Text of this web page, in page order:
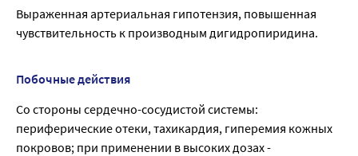
Выраженная артериальная гипотензия, повышенная
чувствительность к производным дигидропиридина.
Побочные действия
Со стороны сердечно-сосудистой системы:
периферические отеки, тахикардия, гиперемия кожных
покровов; при применении в высоких дозах -